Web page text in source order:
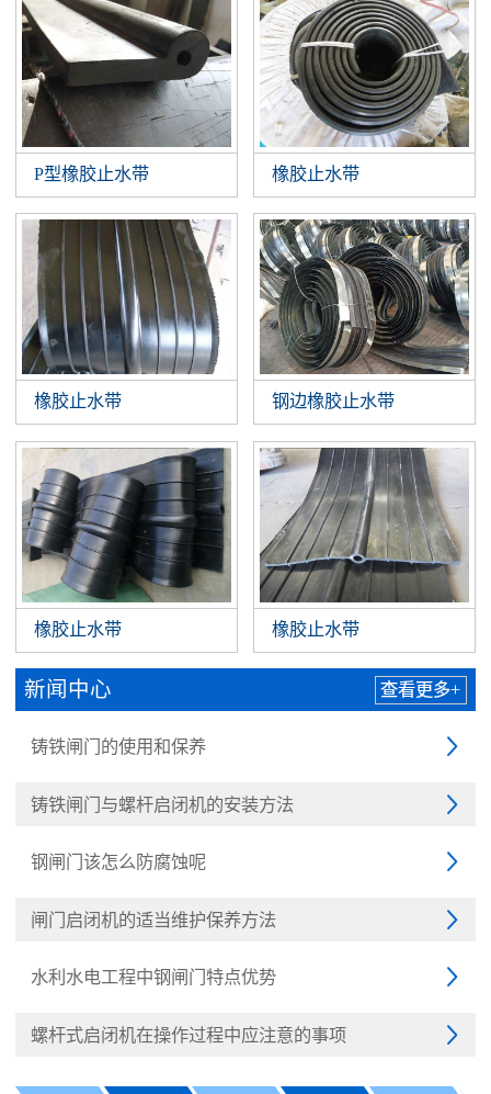
P型橡胶止水带 橡胶止水带
橡胶止水带 钢边橡胶止水带
橡胶止水带 橡胶止水带
新闻中心 查看更多+

铸铁闸门的使用和保养

铸铁闸门与螺杆启闭机的安装方法

钢闸门该怎么防腐蚀呢

闸门启闭机的适当维护保养方法

水利水电工程中钢闸门特点优势

螺杆式启闭机在操作过程中应注意的事项